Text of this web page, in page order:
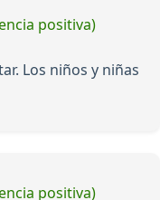
positiva)
Los niños y niñas
positiva)